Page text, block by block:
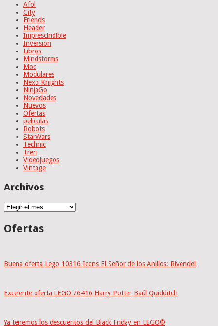
Afol
City
Friends
Header
Imprescindible
Inversion
Libros
Mindstorms
Moc
Modulares
Nexo Knights
NinjaGo
Novedades
Nuevos
Ofertas
peliculas
Robots
StarWars
Technic
Tren
Videojuegos
Vintage
Archivos
Archivos
Ofertas
Buena oferta Lego 10316 Icons El Señor de los Anillos: Rivendel
Excelente oferta LEGO 76416 Harry Potter Baúl Quidditch
Ya tenemos los descuentos del Black Friday en LEGO®